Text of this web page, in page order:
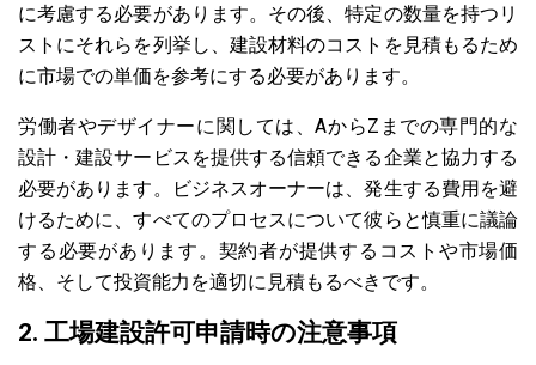
に考慮する必要があります。その後、特定の数量を持つリ
ストにそれらを列挙し、建設材料のコストを見積もるため
に市場での単価を参考にする必要があります。
労働者やデザイナーに関しては、AからZまでの専門的な
設計・建設サービスを提供する信頼できる企業と協力する
必要があります。ビジネスオーナーは、発生する費用を避
けるために、すべてのプロセスについて彼らと慎重に議論
する必要があります。契約者が提供するコストや市場価
格、そして投資能力を適切に見積もるべきです。
2. 工場建設許可申請時の注意事項